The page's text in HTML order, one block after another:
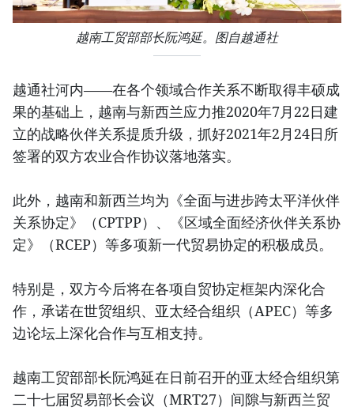
越南工贸部部长阮鸿延。图自越通社
越通社河内——在各个领域合作关系不断取得丰硕成
果的基础上，越南与新西兰应力推2020年7月22日建
立的战略伙伴关系提质升级，抓好2021年2月24日所
签署的双方农业合作协议落地落实。
此外，越南和新西兰均为《全面与进步跨太平洋伙伴
关系协定》（CPTPP）、《区域全面经济伙伴关系协
定》（RCEP）等多项新一代贸易协定的积极成员。
特别是，双方今后将在各项自贸协定框架内深化合
作，承诺在世贸组织、亚太经合组织（APEC）等多
边论坛上深化合作与互相支持。
越南工贸部部长阮鸿延在日前召开的亚太经合组织第
二十七届贸易部长会议（MRT27）间隙与新西兰贸